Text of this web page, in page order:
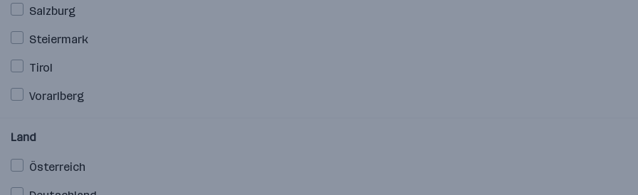
Salzburg
Steiermark
Tirol
Vorarlberg
Land
Österreich